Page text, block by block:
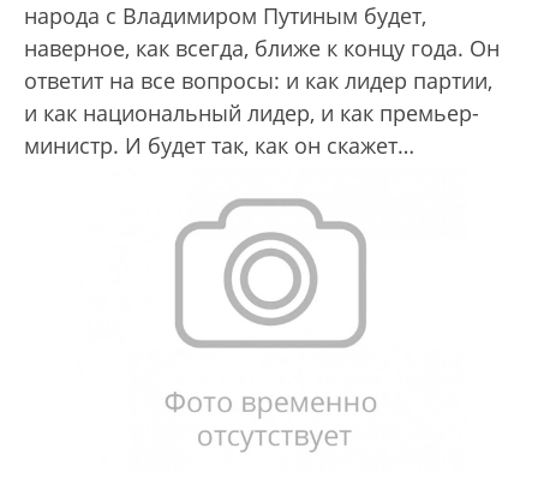
народа с Владимиром Путиным будет,
наверное, как всегда, ближе к концу года. Он
ответит на все вопросы: и как лидер партии,
и как национальный лидер, и как премьер-
министр. И будет так, как он скажет…